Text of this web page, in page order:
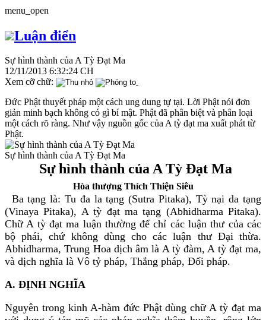
menu_open
Luận điển
Sự hình thành của A Tỳ Ðạt Ma
12/11/2013 6:32:24 CH
Xem cỡ chữ:
Ðức Phật thuyết pháp một cách ung dung tự tại. Lời Phật nói đơn
giản minh bạch không có gì bí mật. Phật đã phân biệt và phân loại
một cách rõ ràng. Như vậy nguồn gốc của A tỳ đạt ma xuất phát từ
Phật.
Sự hình thành của A Tỳ Ðạt Ma
Sự hình thành của A Tỳ Ðạt Ma
Hòa thượng Thích Thiện Siêu
Ba tạng là: Tu đa la tạng (Sutra Pitaka), Tỳ nại da tạng
(Vinaya Pitaka), A tỳ đạt ma tạng (Abhidharma Pitaka).
Chữ A tỳ đạt ma luận thường để chỉ các luận thư của các
bộ phái, chứ không dùng cho các luận thư Ðại thừa.
Abhidharma, Trung Hoa dịch âm là A tỳ đàm, A tỳ đạt ma,
và dịch nghĩa là Vô tỷ pháp, Thắng pháp, Ðối pháp.
A. ÐỊNH NGHĨA
Nguyên trong kinh A-hàm đức Phật dùng chữ A tỳ đạt ma